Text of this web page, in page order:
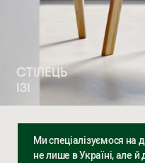
СТІЛЕЦЬ
ІЗІ
Ми спеціалізуємося на
не лише в Україні, але